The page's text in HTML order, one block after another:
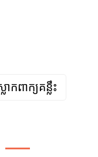
លាកពាក្យគន្លឹះ